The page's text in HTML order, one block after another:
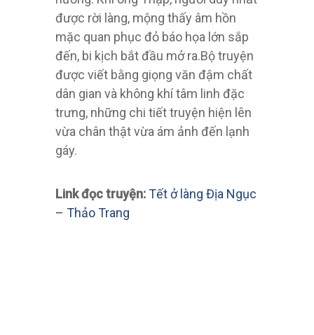
được rời làng, mộng thấy âm hồn
mặc quan phục đỏ báo họa lớn sắp
đến, bi kịch bắt đầu mở ra.Bộ truyện
được viết bằng giọng văn đậm chất
dân gian và không khí tâm linh đặc
trưng, những chi tiết truyện hiện lên
vừa chân thật vừa ám ảnh đến lạnh
gáy.
Link đọc truyện:Tết ở làng Địa Ngục
– Thảo Trang